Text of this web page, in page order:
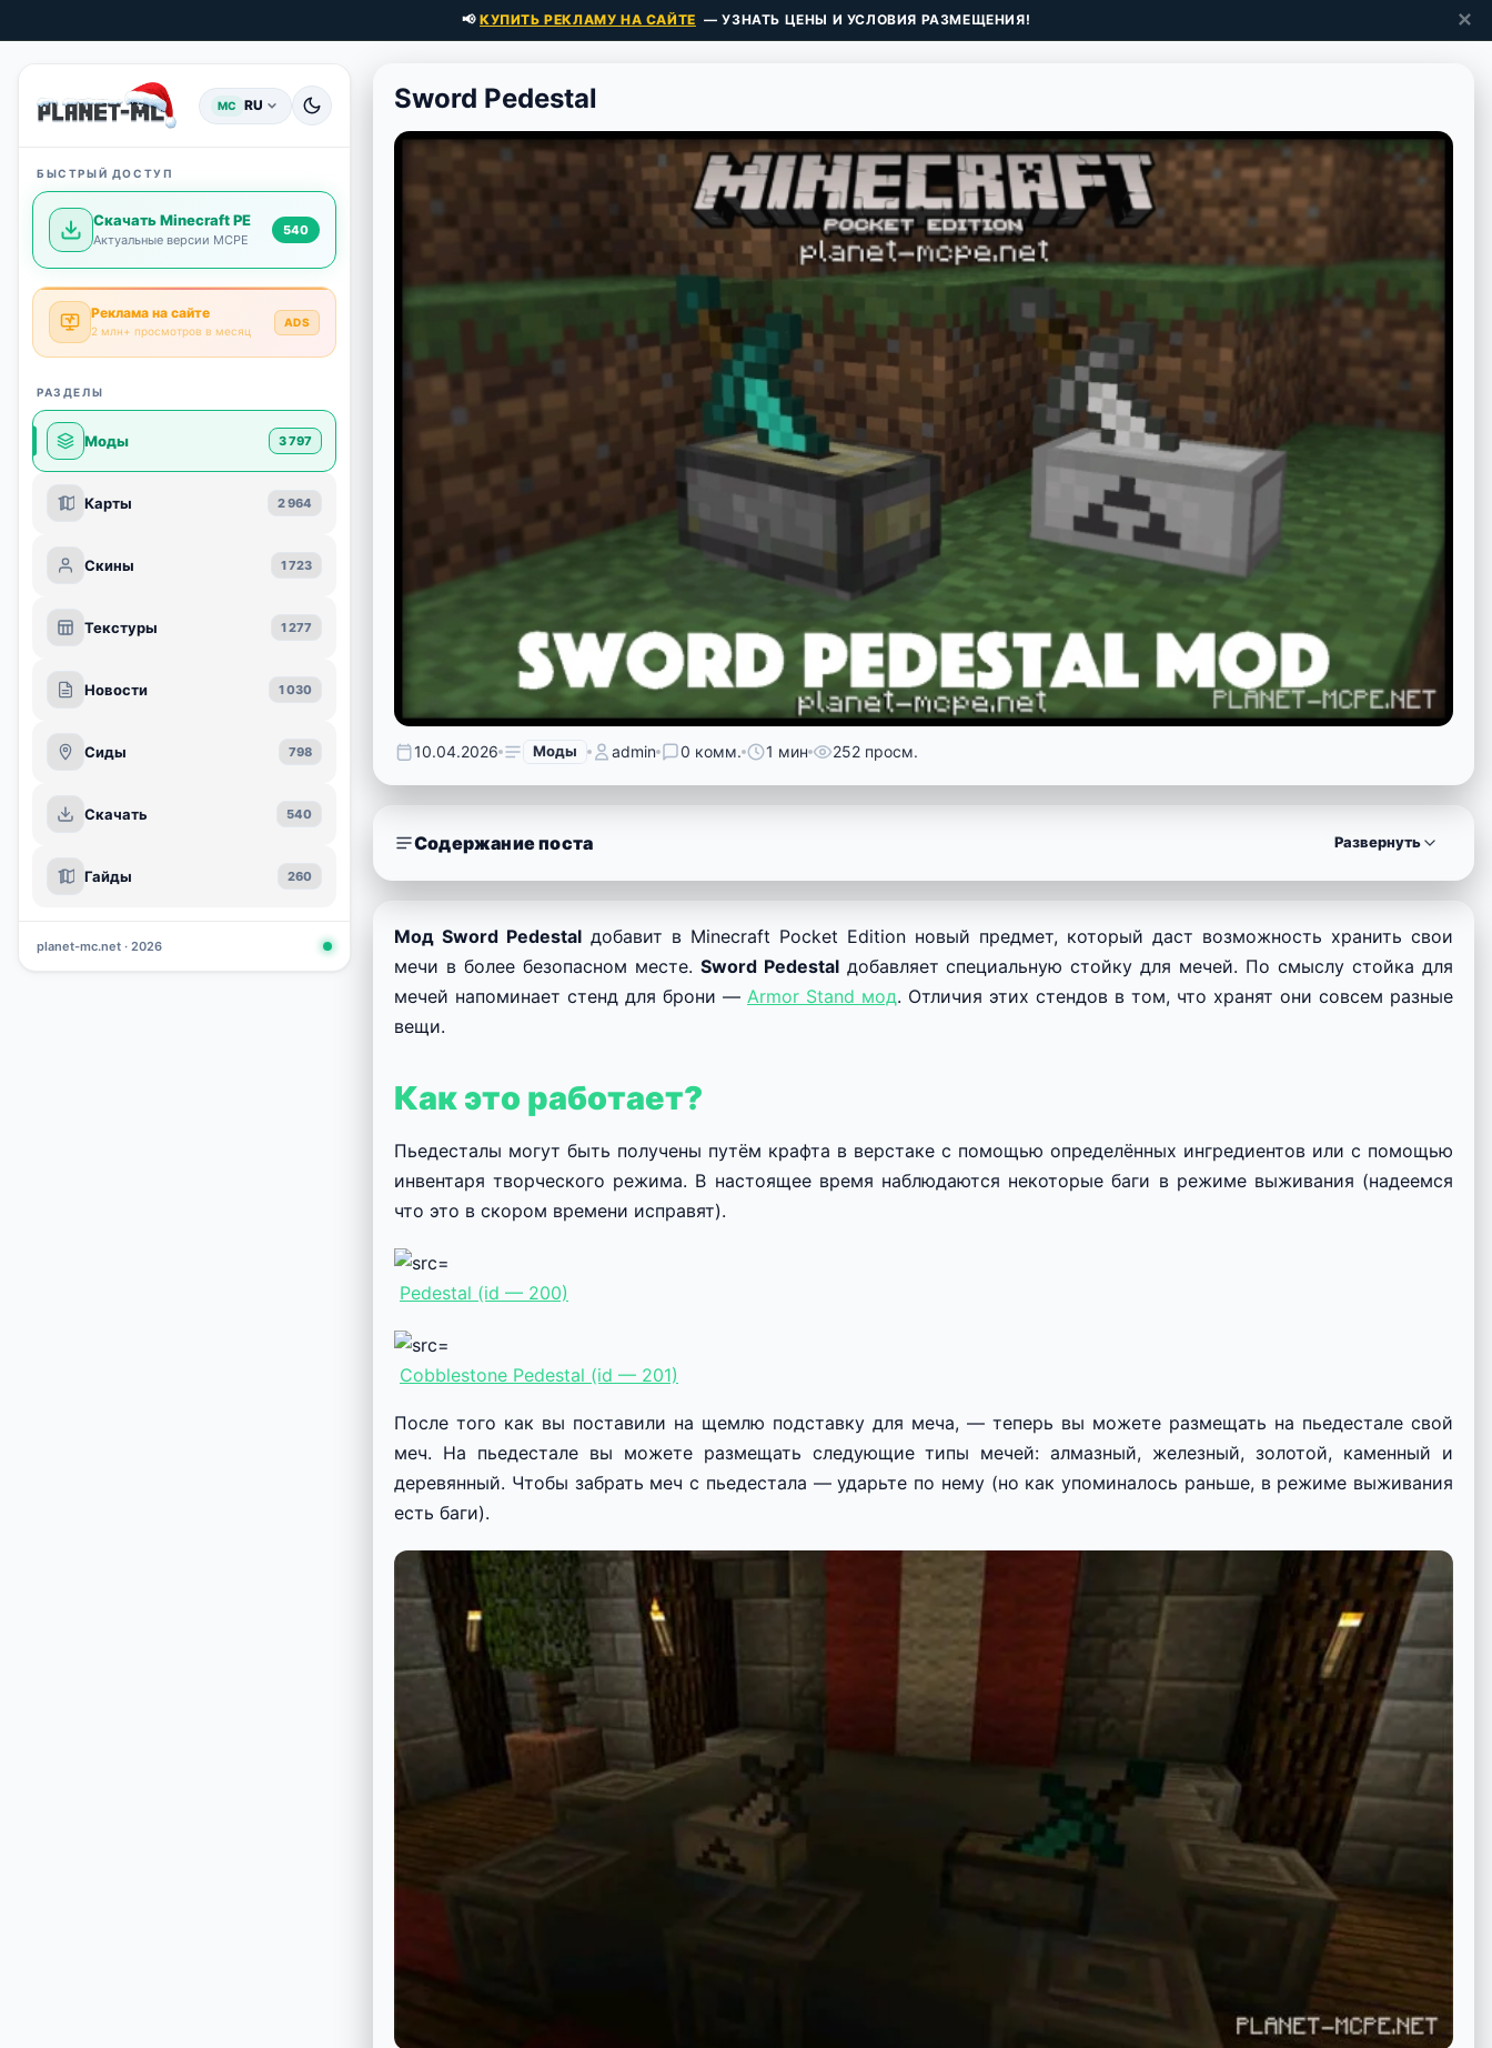
📢КУПИТЬ РЕКЛАМУ НА САЙТЕ — УЗНАТЬ ЦЕНЫ И УСЛОВИЯ РАЗМЕЩЕНИЯ! ✕
MC RU
БЫСТРЫЙ ДОСТУП
Скачать Minecraft PE
Актуальные версии MCPE
540
Реклама на сайте
2 млн+ просмотров в месяц
ADS
РАЗДЕЛЫ
Моды 3 797
Карты 2 964
Скины 1 723
Текстуры 1 277
Новости 1 030
Сиды 798
Скачать 540
Гайды 260
planet-mc.net · 2026
Sword Pedestal
10.04.2026 Моды admin 0 комм. 1 мин 252 просм.
Содержание поста Развернуть
Мод Sword Pedestal добавит в Minecraft Pocket Edition новый предмет, который даст возможность хранить свои
мечи в более безопасном месте. Sword Pedestalдобавляет специальную стойку для мечей. По смыслу стойка для
мечей напоминает стенд для брони — Armor Stand мод. Отличия этих стендов в том, что хранят они совсем разные
вещи.
Как это работает?
Пьедесталы могут быть получены путём крафта в верстаке с помощью определённых ингредиентов или с помощью
инвентаря творческого режима. В настоящее время наблюдаются некоторые баги в режиме выживания (надеемся
что это в скором времени исправят).
Pedestal (id — 200)
Cobblestone Pedestal (id — 201)
После того как вы поставили на щемлю подставку для меча, — теперь вы можете размещать на пьедестале свой
меч. На пьедестале вы можете размещать следующие типы мечей: алмазный, железный, золотой, каменный и
деревянный. Чтобы забрать меч с пьедестала — ударьте по нему (но как упоминалось раньше, в режиме выживания
есть баги).